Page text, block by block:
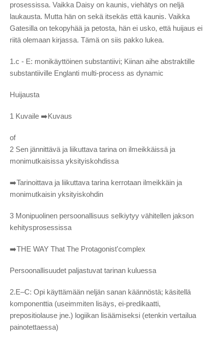
prosessissa. Vaikka Daisy on kaunis, viehätys on neljä
laukausta. Mutta hän on sekä itsekäs että kaunis. Vaikka
Gatesilla on tekopyhää ja petosta, hän ei usko, että huijaus ei
riitä olemaan kirjassa. Tämä on siis pakko lukea.
1.c - E: monikäyttöinen substantiivi; Kiinan aihe abstraktille
substantiiville Englanti multi-process as dynamic
Huijausta
1 Kuvaile ➡️Kuvaus
of
2 Sen jännittävä ja liikuttava tarina on ilmeikkäissä ja
monimutkaisissa yksityiskohdissa
➡️Tarinoittava ja liikuttava tarina kerrotaan ilmeikkäin ja
monimutkaisin yksityiskohdin
3 Monipuolinen persoonallisuus selkiytyy vähitellen jakson
kehitysprosessissa
➡️THE WAY That The Protagonist'complex
Persoonallisuudet paljastuvat tarinan kuluessa
2.E–C: Opi käyttämään neljän sanan käännöstä; käsitellä
komponenttia (useimmiten lisäys, ei-predikaatti,
prepositiolause jne.) logiikan lisäämiseksi (etenkin vertailua
painotettaessa)